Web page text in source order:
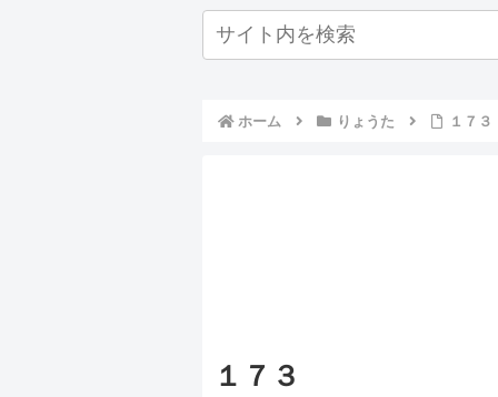
ホーム りょうた １７３
１７３